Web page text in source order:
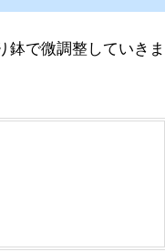
鉢で微調整していきま